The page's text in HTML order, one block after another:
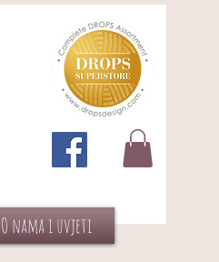
O nama i uvjeti